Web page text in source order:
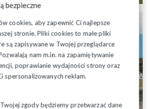
bezpieczne
cookies, aby zapewnić Ci najlepsze
stronie. Pliki cookies to małe pliki
są zapisywane w Twojej przeglądarce
nam m.in. na zapamiętywanie
poprawianie wydajności strony oraz
spersonalizowanych reklam.
zgody będziemy przetwarzać dane